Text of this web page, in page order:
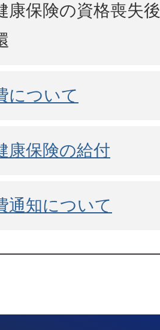
康保険の資格喪失
について
康保険の給付
通知について